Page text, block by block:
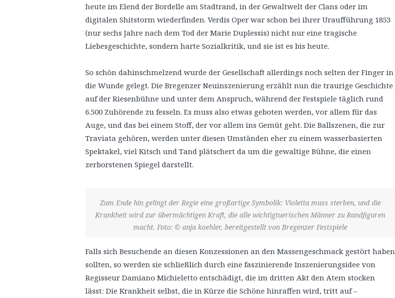
heute im Elend der Bordelle am Stadtrand, in der Gewaltwelt der Clans oder im
digitalen Shitstorm wiederfinden. Verdis Oper war schon bei ihrer Uraufführung 1853
(nur sechs Jahre nach dem Tod der Marie Duplessis) nicht nur eine tragische
Liebesgeschichte, sondern harte Sozialkritik, und sie ist es bis heute.
So schön dahinschmelzend wurde der Gesellschaft allerdings noch selten der Finger in
die Wunde gelegt. Die Bregenzer Neuinszenierung erzählt nun die traurige Geschichte
auf der Riesenbühne und unter dem Anspruch, während der Festspiele täglich rund
6.500 Zuhörende zu fesseln. Es muss also etwas geboten werden, vor allem für das
Auge, und das bei einem Stoff, der vor allem ins Gemüt geht. Die Ballszenen, die zur
Traviata gehören, werden unter diesen Umständen eher zu einem wasserbasierten
Spektakel, viel Kitsch und Tand plätschert da um die gewaltige Bühne, die einen
zerborstenen Spiegel darstellt.
Zum Ende hin gelingt der Regie eine großartige Symbolik: Violetta muss sterben, und die
Krankheit wird zur übermächtigen Kraft, die alle wichtigtuerischen Männer zu Randfiguren
macht. Foto: © anja koehler, bereitgestellt von Bregenzer Festspiele
Falls sich Besuchende an diesen Konzessionen an den Massengeschmack gestört haben
sollten, so werden sie schließlich durch eine faszinierende Inszenierungsidee von
Regisseur Damiano Michieletto entschädigt, die im dritten Akt den Atem stocken
lässt: Die Krankheit selbst, die in Kürze die Schöne hinraffen wird, tritt auf –